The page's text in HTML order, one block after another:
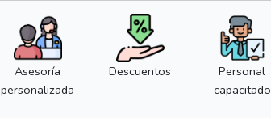
Asesoría
personalizada
Descuentos
Personal
capacitado